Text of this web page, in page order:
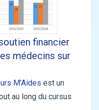
financier
médecins sur
M’Aides est un
au long du cursus